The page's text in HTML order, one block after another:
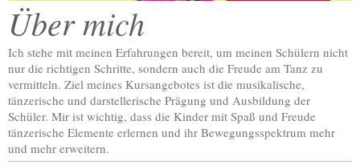
Über mich
Ich stehe mit meinen Erfahrungen bereit, um meinen Schülern nicht
nur die richtigen Schritte, sondern auch die Freude am Tanz zu
vermitteln. Ziel meines Kursangebotes ist die musikalische,
tänzerische und darstellerische Prägung und Ausbildung der
Schüler. Mir ist wichtig, dass die Kinder mit Spaß und Freude
tänzerische Elemente erlernen und ihr Bewegungsspektrum mehr
und mehr erweitern.